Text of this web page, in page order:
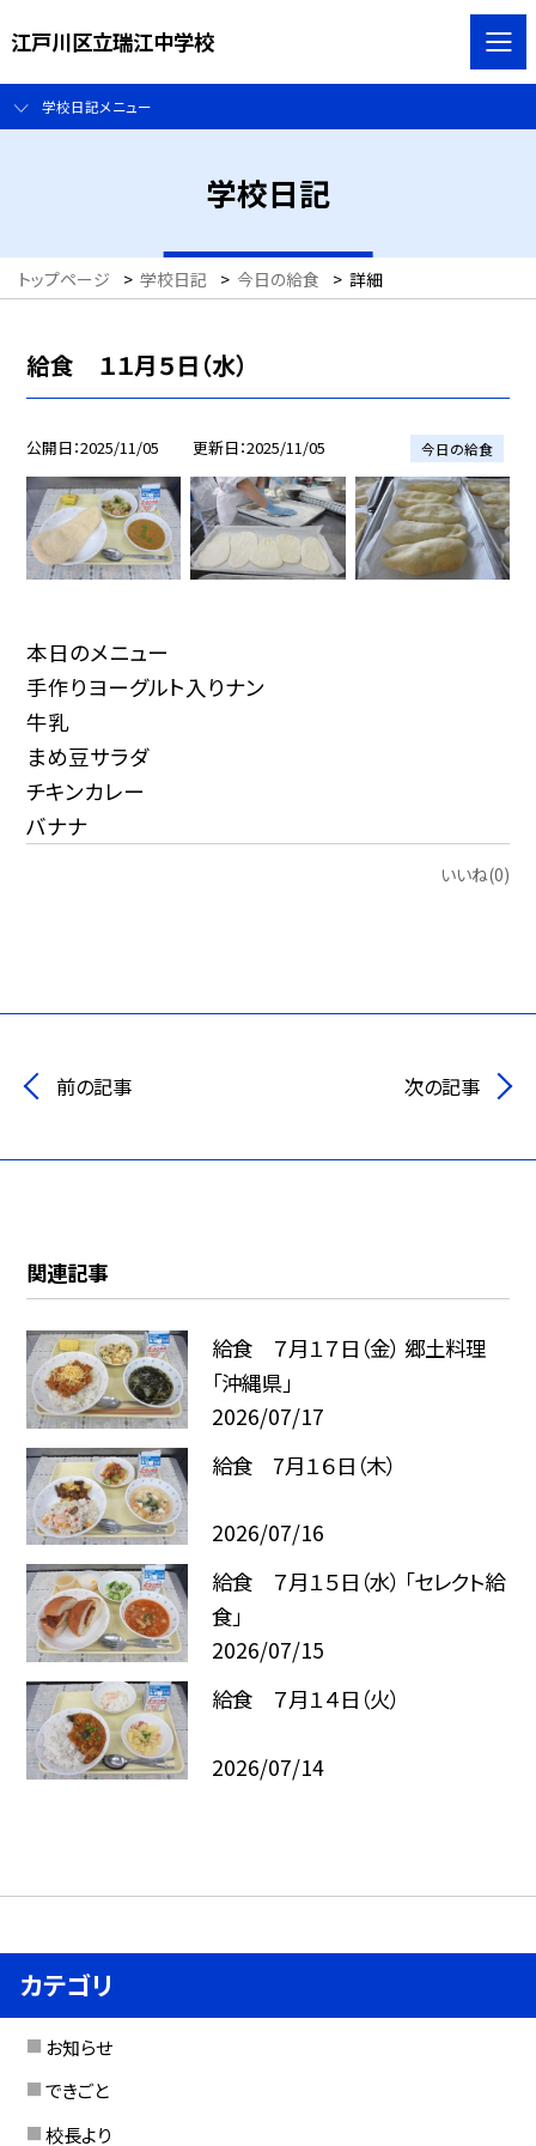
江戸川区立瑞江中学校
学校日記メニュー
学校日記
トップページ > 学校日記 > 今日の給食 > 詳細
給食 １１月５日（水）
公開日 2025/11/05 更新日 2025/11/05 今日の給食
本日のメニュー
手作りヨーグルト入りナン
牛乳
まめ豆サラダ
チキンカレー
バナナ
いいね(0)
前の記事 次の記事
関連記事
給食 ７月１７日（金） 郷土料理
「沖縄県」
2026/07/17
給食 7月１６日（木）
2026/07/16
給食 ７月１５日（水） 「セレクト給
食」
2026/07/15
給食 ７月１４日（火）
2026/07/14
カテゴリ
お知らせ
できごと
校長より